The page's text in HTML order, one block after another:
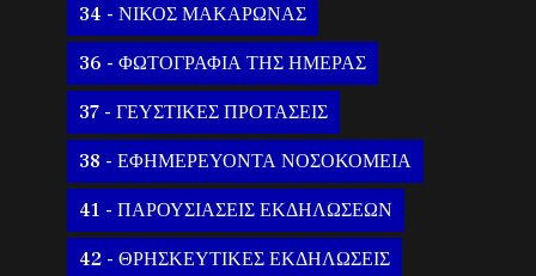
34 - ΝΙΚΟΣ ΜΑΚΑΡΩΝΑΣ
36 - ΦΩΤΟΓΡΑΦΙΑ ΤΗΣ ΗΜΕΡΑΣ
37 - ΓΕΥΣΤΙΚΕΣ ΠΡΟΤΑΣΕΙΣ
38 - ΕΦΗΜΕΡΕΥΟΝΤΑ ΝΟΣΟΚΟΜΕΙΑ
41 - ΠΑΡΟΥΣΙΑΣΕΙΣ ΕΚΔΗΛΩΣΕΩΝ
42 - ΘΡΗΣΚΕΥΤΙΚΕΣ ΕΚΔΗΛΩΣΕΙΣ